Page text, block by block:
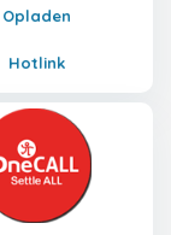
Opladen
Hotlink